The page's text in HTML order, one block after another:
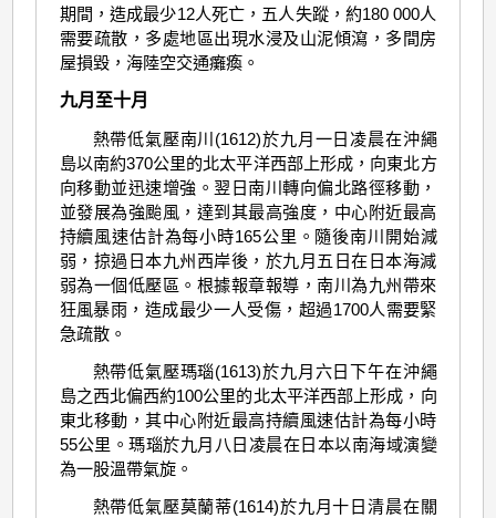
期間，造成最少12人死亡，五人失蹤，約180 000人
需要疏散，多處地區出現水浸及山泥傾瀉，多間房
屋損毀，海陸空交通癱瘓。
九月至十月
熱帶低氣壓南川(1612)於九月一日凌晨在沖繩
島以南約370公里的北太平洋西部上形成，向東北方
向移動並迅速增強。翌日南川轉向偏北路徑移動，
並發展為強颱風，達到其最高強度，中心附近最高
持續風速估計為每小時165公里。隨後南川開始減
弱，掠過日本九州西岸後，於九月五日在日本海減
弱為一個低壓區。根據報章報導，南川為九州帶來
狂風暴雨，造成最少一人受傷，超過1700人需要緊
急疏散。
熱帶低氣壓瑪瑙(1613)於九月六日下午在沖繩
島之西北偏西約100公里的北太平洋西部上形成，向
東北移動，其中心附近最高持續風速估計為每小時
55公里。瑪瑙於九月八日凌晨在日本以南海域演變
為一股溫帶氣旋。
熱帶低氣壓莫蘭蒂(1614)於九月十日清晨在關